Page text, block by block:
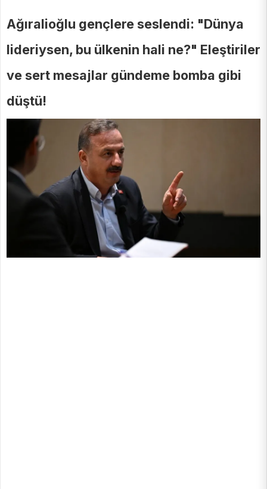
Ağıralioğlu gençlere seslendi: "Dünya
lideriysen, bu ülkenin hali ne?" Eleştiriler
ve sert mesajlar gündeme bomba gibi
düştü!